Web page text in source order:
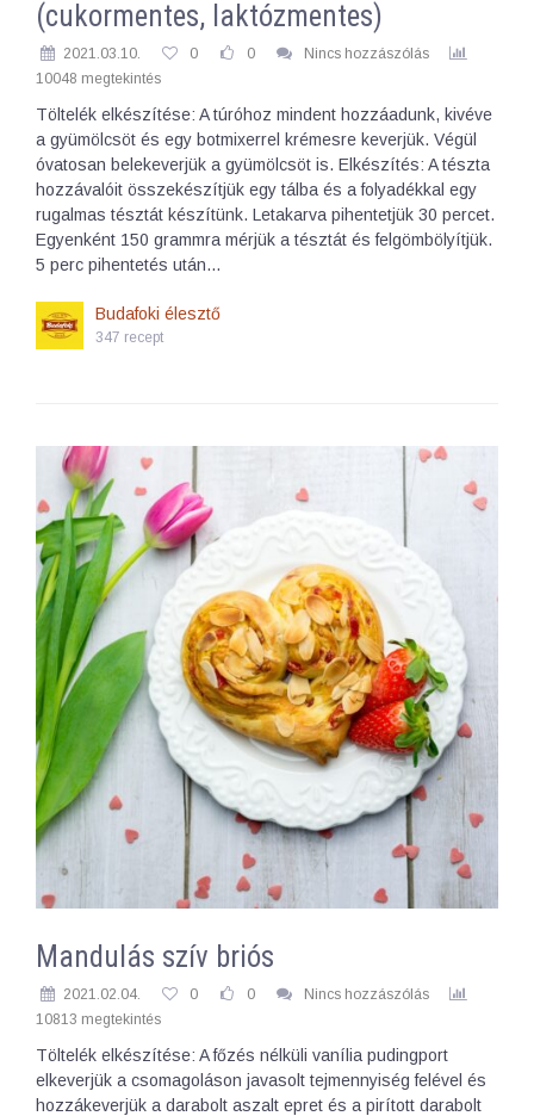
(cukormentes, laktózmentes)
2021.03.10. 0 0
Nincs hozzászólás
10048 megtekintés
Töltelék elkészítése: A túróhoz mindent hozzáadunk, kivéve
a gyümölcsöt és egy botmixerrel krémesre keverjük. Végül
óvatosan belekeverjük a gyümölcsöt is. Elkészítés: A tészta
hozzávalóit összekészítjük egy tálba és a folyadékkal egy
rugalmas tésztát készítünk. Letakarva pihentetjük 30 percet.
Egyenként 150 grammra mérjük a tésztát és felgömbölyítjük.
5 perc pihentetés után…
Budafoki élesztő
347 recept
Mandulás szív briós
2021.02.04. 0 0
Nincs hozzászólás
10813 megtekintés
Töltelék elkészítése: A főzés nélküli vanília pudingport
elkeverjük a csomagoláson javasolt tejmennyiség felével és
hozzákeverjük a darabolt aszalt epret és a pirított darabolt